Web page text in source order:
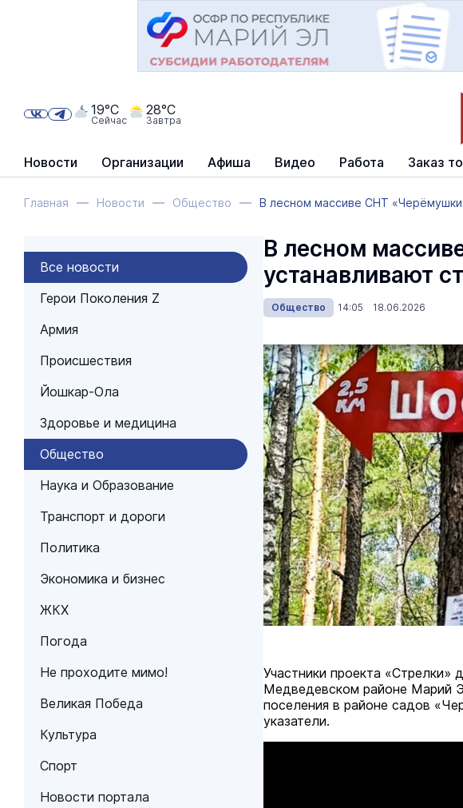
Новости Организации Афиша Видео Работа Заказ
19°C
Сейчас
28°C
Завтра
Главная Новости Общество В лесном массиве СНТ
Все новости
Герои Поколения Z
Армия
Происшествия
Йошкар-Ола
Здоровье и медицина
Общество
Наука и Образование
Транспорт и дороги
Политика
Экономика и бизнес
ЖКХ
Погода
Не проходите мимо!
Великая Победа
Культура
Спорт
Новости портала
В лесном
устанавливают
Общество 14:05 18.06.2026
Участники проекта
Медведевском районе Марий
поселения в районе садов
указатели.